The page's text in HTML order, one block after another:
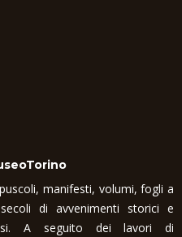
manifesti, volumi, fogli a
di avvenimenti storici e
A seguito dei lavori di